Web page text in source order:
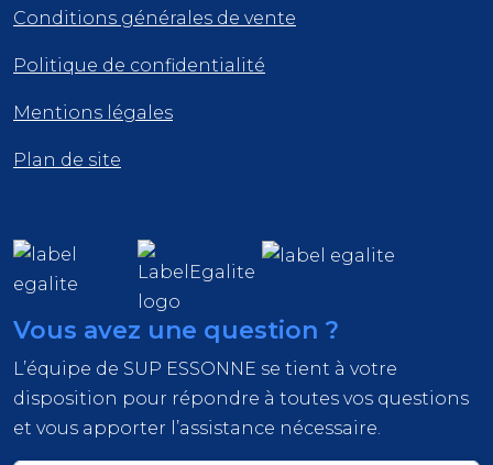
Conditions générales de vente
Politique de confidentialité
Mentions légales
Plan de site
Vous avez une question ?
L’équipe de SUP ESSONNE se tient à votre
disposition pour répondre à toutes vos questions
et vous apporter l’assistance nécessaire.